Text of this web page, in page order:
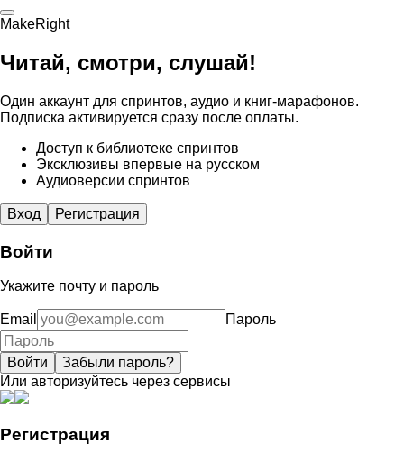
MakeRight
Читай, смотри, слушай!
Один аккаунт для спринтов, аудио и книг-марафонов.
Подписка активируется сразу после оплаты.
Доступ к библиотеке спринтов
Эксклюзивы впервые на русском
Аудиоверсии спринтов
Вход Регистрация
Войти
Укажите почту и пароль
Email Пароль
Войти
Забыли пароль?
Или авторизуйтесь через сервисы
Регистрация